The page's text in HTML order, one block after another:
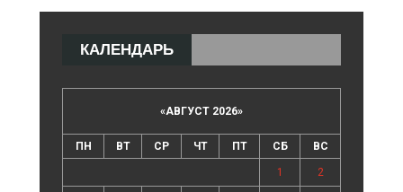
КАЛЕНДАРЬ
«АВГУСТ 2026»
ПН ВТ СР ЧТ ПТ СБ ВС
1 2